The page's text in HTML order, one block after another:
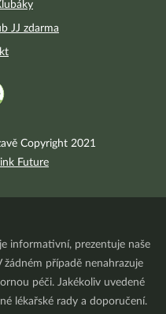
JJ zdarma
Copyright 2021
Future
informativní, prezentuje naše
případě nenahrazuje
péči. Jakékoliv uvedené
lékařské rady a doporučení.